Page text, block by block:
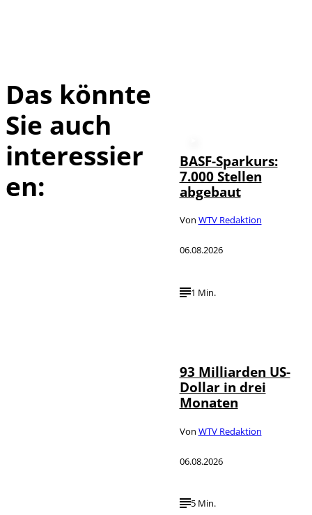
Das könnte
Sie auch
interessier
en:
BASF-Sparkurs:
7.000 Stellen
abgebaut
Von WTV Redaktion
06.08.2026
1 Min.
93 Milliarden US-
Dollar in drei
Monaten
Von WTV Redaktion
06.08.2026
5 Min.